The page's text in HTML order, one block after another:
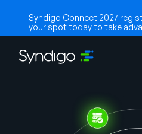
Syndigo Connect 2027
your spot today to take